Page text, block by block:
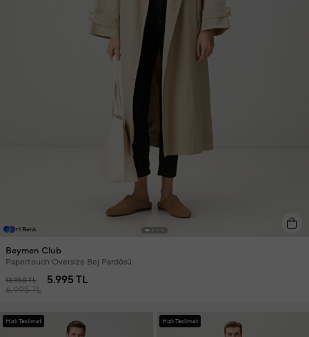
+1 Renk
Beymen Club
Papertouch Oversize Bej Pardösü
13.950 TL
6.995 TL
5.995 TL
Hızlı Teslimat Hızlı Teslimat